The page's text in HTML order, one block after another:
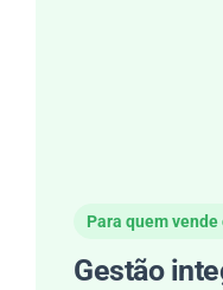
Para quem
Gestão